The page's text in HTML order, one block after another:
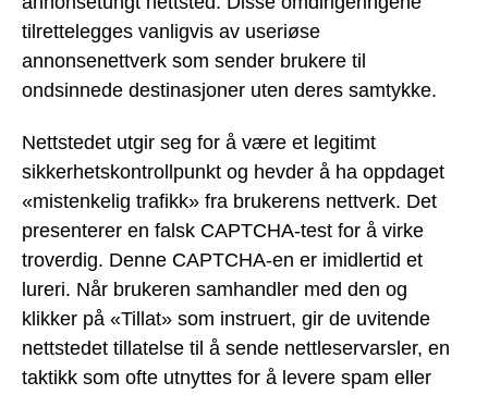
tilrettelegges vanligvis av useriøse
annonsenettverk som sender brukere til
ondsinnede destinasjoner uten deres samtykke.
Nettstedet utgir seg for å være et legitimt
sikkerhetskontrollpunkt og hevder å ha oppdaget
«mistenkelig trafikk» fra brukerens nettverk. Det
presenterer en falsk CAPTCHA-test for å virke
troverdig. Denne CAPTCHA-en er imidlertid et
lureri. Når brukeren samhandler med den og
klikker på «Tillat» som instruert, gir de uvitende
nettstedet tillatelse til å sende nettleservarsler, en
taktikk som ofte utnyttes for å levere spam eller